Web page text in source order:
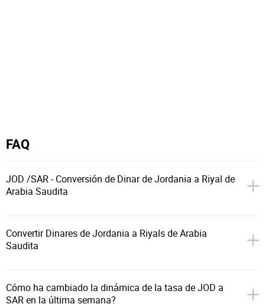
FAQ
JOD /SAR - Conversión de Dinar de Jordania a Riyal de
Arabia Saudita
Convertir Dinares de Jordania a Riyals de Arabia
Saudita
Cómo ha cambiado la dinámica de la tasa de JOD a
SAR en la última semana?